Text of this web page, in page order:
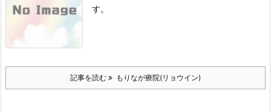
す。
記事を読む もりなが療院(リョウイン)